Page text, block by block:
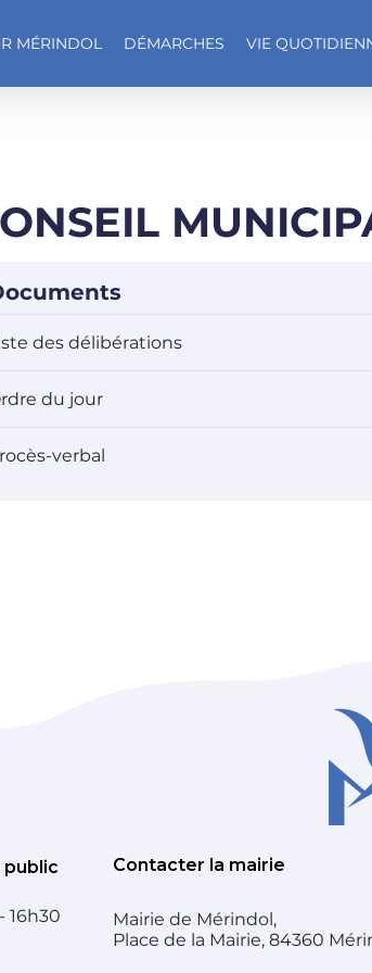
MÉRINDOL DÉMARCHES VIE
des délibérations
du jour
verbal
public
16h30
Contacter la mairie
Mairie de Mérindol,
Place de la Mairie, 84360